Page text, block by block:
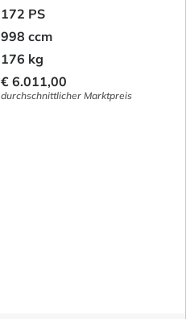
172 PS
998 ccm
176 kg
€ 6.011,00
durchschnittlicher Marktpreis